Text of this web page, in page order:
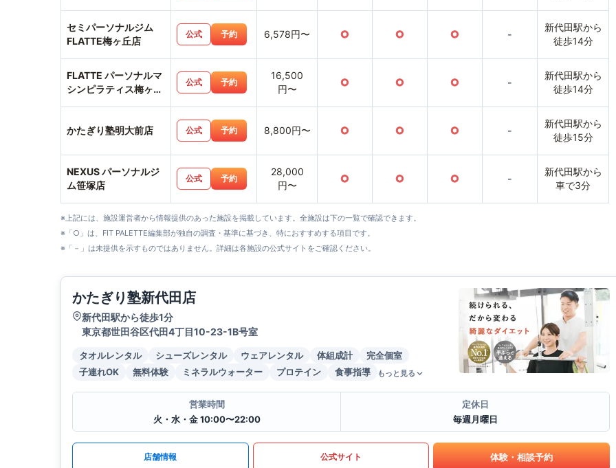
セミパーソナルジム
FLATTE梅ヶ丘店
公式 予約 6,578円〜 ○ ○ ○ -
新代田駅から
徒歩14分
FLATTE パーソナルマ
シンピラティス梅ヶ丘
公式 予約
16,500
円〜
○ ○ ○ -
新代田駅から
徒歩14分
かたぎり塾明大前店 公式 予約 8,800円〜 ○ ○ ○ -
新代田駅から
徒歩15分
NEXUS パーソナルジ
ム笹塚店
公式 予約
28,000
円〜
○ ○ ○ -
新代田駅から
車で3分
※上記には、施設運営者から情報提供のあった施設を掲載しています。全施設は下の一覧で確認できます。
※「○」は、FIT PALETTE編集部が独自の調査・基準に基づき、特におすすめする項目です。
※「－」は未提供を示すものではありません。詳細は各施設の公式サイトをご確認ください。
かたぎり塾新代田店
新代田駅から徒歩1分
東京都世田谷区代田4丁目10-23-1B号室
タオルレンタル シューズレンタル ウェアレンタル 体組成計
完全個室
子連れOK
無料体験 ミネラルウォーター プロテイン 食事指導 もっと見る
営業時間
火・水・金 10:00〜22:00
定休日
毎週月曜日
店舗情報 公式サイト 体験・相談予約